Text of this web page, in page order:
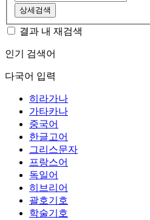
상세검색
결과 내 재검색
인기 검색어
다국어 입력
히라가나
가타카나
중국어
한글고어
그리스문자
프랑스어
독일어
히브리어
괄호기호
학술기호